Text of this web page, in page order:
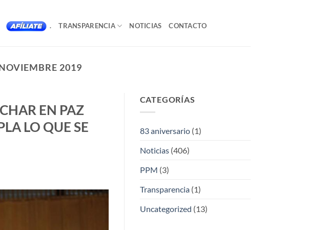
. TRANSPARENCIA NOTICIAS CONTACTO
2019
EN PAZ
LO QUE SE
CATEGORÍAS
83 aniversario(1)
Noticias(406)
PPM (3)
Transparencia(1)
Uncategorized (13)